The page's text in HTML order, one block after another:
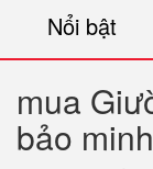
Nổi bật
mua
bảo